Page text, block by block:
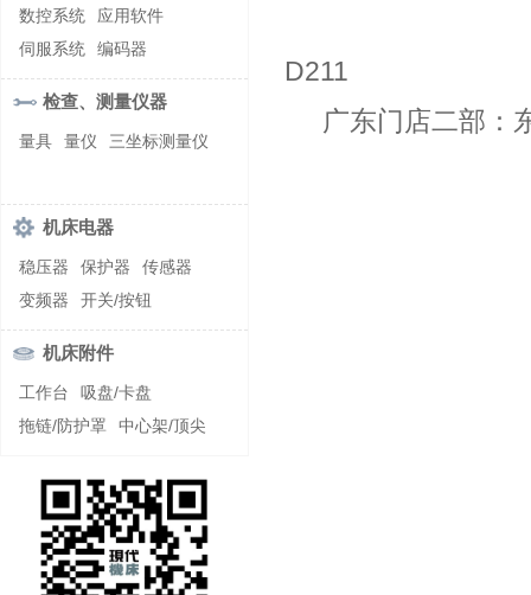
数控系统
应用软件
伺服系统
编码器
检查、测量仪器
量具 量仪 三坐标测量仪
机床电器
稳压器 保护器
传感器
变频器
开关/按钮
机床附件
工作台
吸盘/卡盘
拖链/防护罩
中心架/顶尖
D211
广东门店二部：